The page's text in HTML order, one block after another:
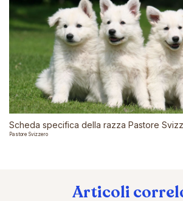
Scheda specifica della razza Pastore
Pastore Svizzero
Articoli